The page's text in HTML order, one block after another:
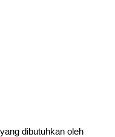
dibutuhkan oleh